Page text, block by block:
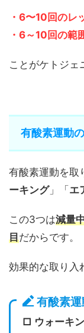
・6〜10回のレ
・6～10回の範
ことがケトジェ
有酸素運動
有酸素運動を取
ーキング」「 エ
この3つは減量
目だからです。
効果的な取り入
有酸素
□ ウォーキ